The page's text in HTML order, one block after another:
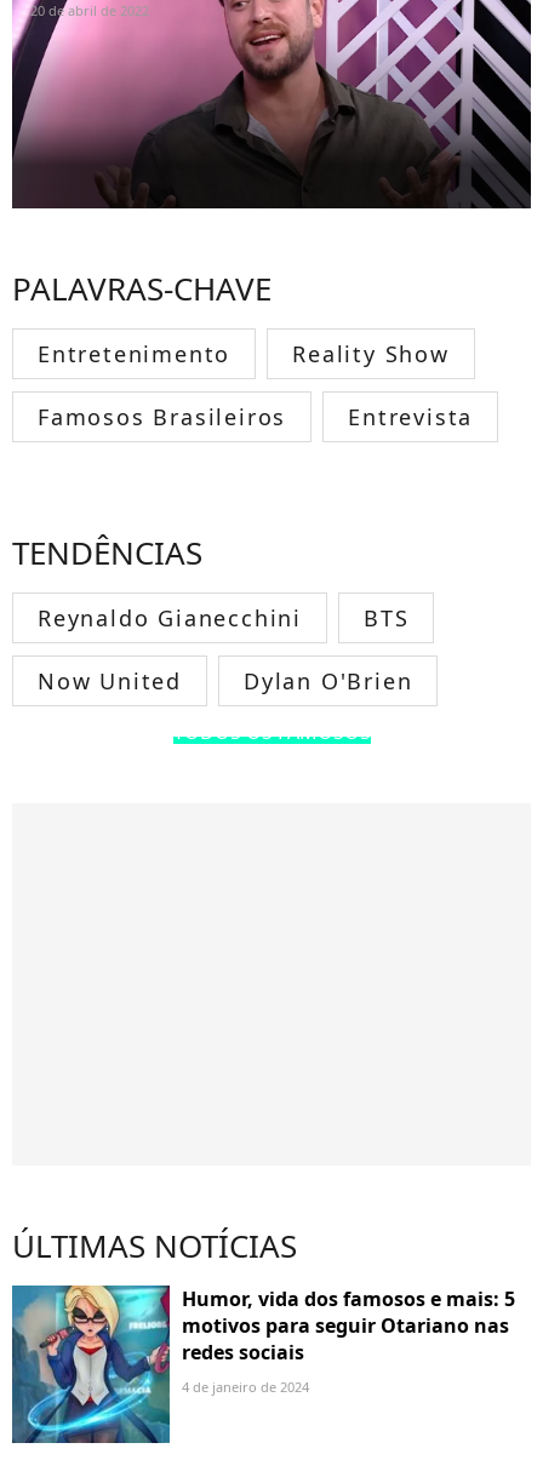
20 de abril de 2022
PALAVRAS-CHAVE
Entretenimento Reality Show
Famosos Brasileiros Entrevista
TENDÊNCIAS
Reynaldo Gianecchini BTS
Now United Dylan O'Brien
TODOS OS FAMOSOS
ÚLTIMAS NOTÍCIAS
Humor, vida dos famosos e mais: 5
motivos para seguir Otariano nas
redes sociais
4 de janeiro de 2024